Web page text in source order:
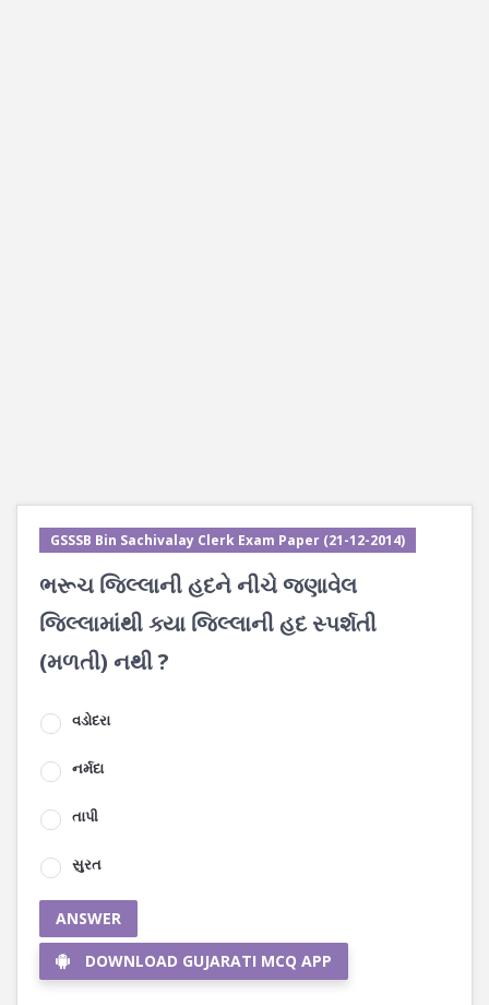
GSSSB Bin Sachivalay Clerk Exam Paper (21-12-2014)
ભરૂચ જિલ્લાની હદને નીચે જણાવેલ
જિલ્લામાંથી ક્યા જિલ્લાની હદ સ્પર્શતી
(મળતી) નથી ?
વડોદરા
નર્મદા
તાપી
સુરત
ANSWER
DOWNLOAD GUJARATI MCQ APP